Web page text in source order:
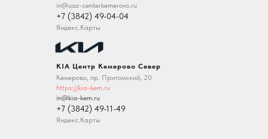
KIA Центр Кемерово Север
Кемерово, пр. Притомский, 20
+7 (3842) 49-11-49
in@kia-kem.ru
Яндекс.Карты
https://kia-kem.ru
+7 (3842) 49-04-04
in@uaz-centerkemerovo.ru
Яндекс.Карты